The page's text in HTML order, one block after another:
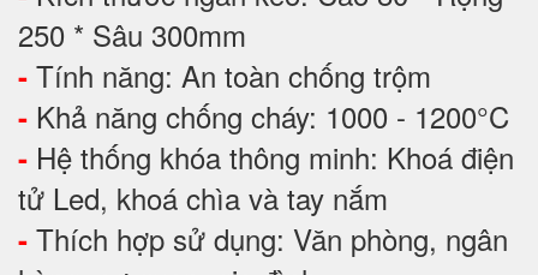
250 * Sâu 300mm
- Tính năng: An toàn chống trộm
- Khả năng chống cháy: 1000 - 1200°C
- Hệ thống khóa thông minh: Khoá điện
tử Led, khoá chìa và tay nắm
- Thích hợp sử dụng: Văn phòng, ngân